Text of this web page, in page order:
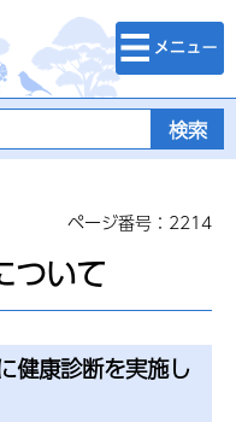
検索・メニュ
ー
ページ番号：2214
ついて
健康診断を実施し